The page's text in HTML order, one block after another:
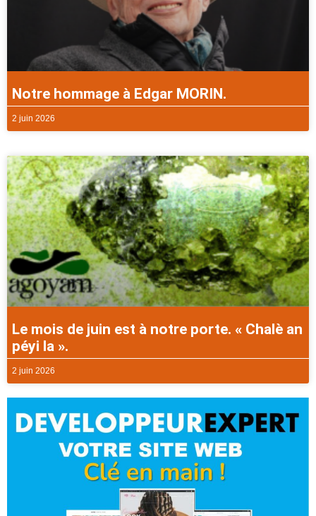
Notre hommage à Edgar MORIN.
2 juin 2026
Le mois de juin est à notre porte. « Chalè an
péyi la ».
2 juin 2026